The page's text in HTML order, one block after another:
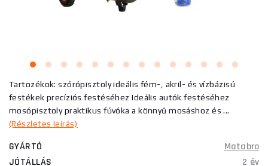
Tartozékok: szórópisztoly ideális fém-, akril- és vízbázisú
festékek precíziós festéséhez Ideális autók festéséhez
mosópisztoly praktikus fúvóka a könnyű mosáshoz és ...
(Részletes leírás)
GYÁRTÓ
Matabro
JÓTÁLLÁS
2 év